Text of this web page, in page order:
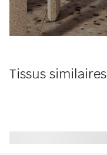
Tissus similaires